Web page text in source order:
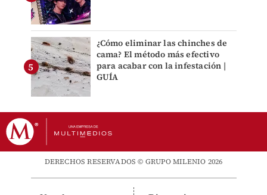
¿Cómo eliminar las chinches de
cama? El método más efectivo
para acabar con la infestación |
GUÍA
DERECHOS RESERVADOS © GRUPO MILENIO 2026